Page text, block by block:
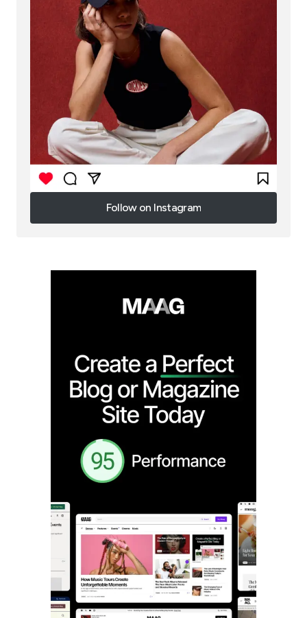
Follow on Instagram
Follow on Instagram